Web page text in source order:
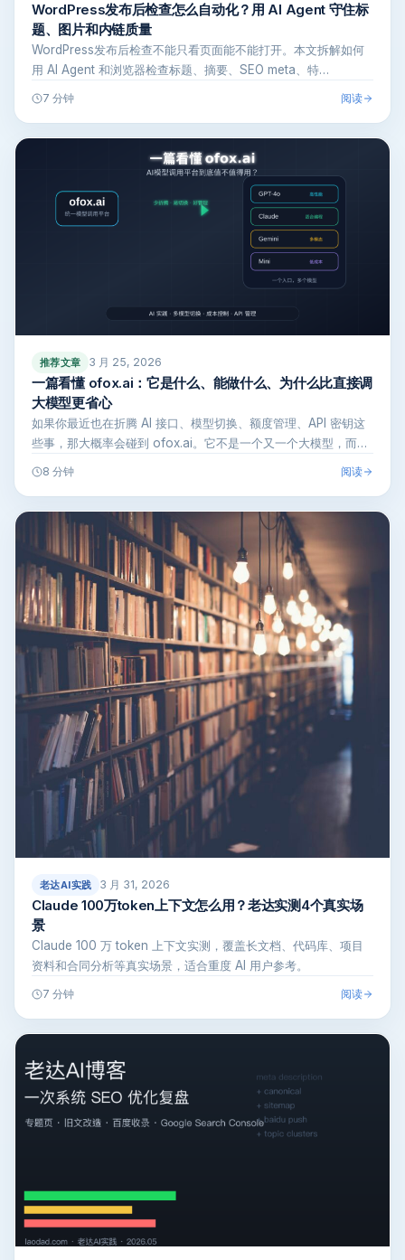
WordPress发布后检查怎么自动化？用 AI Agent 守住标
题、图片和内链质量
WordPress发布后检查不能只看页面能不能打开。本文拆解如何
用 AI Agent 和浏览器检查标题、摘要、SEO meta、特…
7 分钟 阅读
推荐文章 3 月 25, 2026
一篇看懂 ofox.ai：它是什么、能做什么、为什么比直接调
大模型更省心
如果你最近也在折腾 AI 接口、模型切换、额度管理、API 密钥这
些事，那大概率会碰到 ofox.ai。它不是一个又一个大模型，而…
8 分钟 阅读
老达AI实践 3 月 31, 2026
Claude 100万token上下文怎么用？老达实测4个真实场
景
Claude 100 万 token 上下文实测，覆盖长文档、代码库、项目
资料和合同分析等真实场景，适合重度 AI 用户参考。
7 分钟 阅读